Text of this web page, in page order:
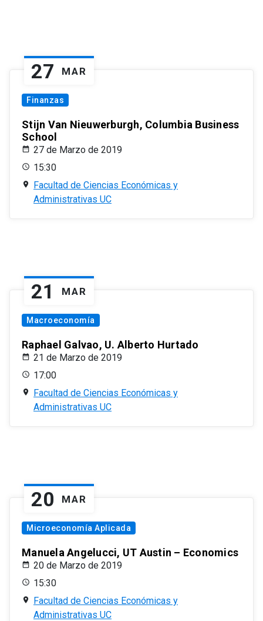
27 MAR
Finanzas
Stijn Van Nieuwerburgh, Columbia Business
School
27 de Marzo de 2019
15:30
Facultad de Ciencias Económicas y
Administrativas UC
21 MAR
Macroeconomía
Raphael Galvao, U. Alberto Hurtado
21 de Marzo de 2019
17:00
Facultad de Ciencias Económicas y
Administrativas UC
20 MAR
Microeconomía Aplicada
Manuela Angelucci, UT Austin – Economics
20 de Marzo de 2019
15:30
Facultad de Ciencias Económicas y
Administrativas UC